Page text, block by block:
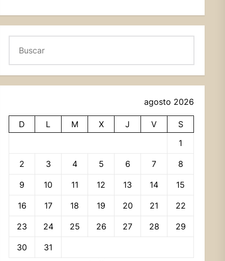
agosto 2026
D L M X J V
S
1
2 3 4 5 6 7 8
9 10 11 12 13 14 15
16 17 18 19 20 21 22
23 24 25 26 27 28 29
30
31